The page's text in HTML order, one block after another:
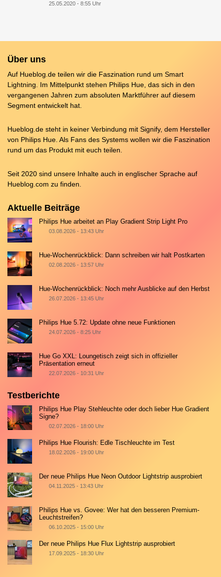
25.05.2020 - 8:55 Uhr
Über uns
Auf Hueblog.de teilen wir die Faszination rund um Smart
Lightning. Im Mittelpunkt stehen Philips Hue, das sich in den
vergangenen Jahren zum absoluten Marktführer auf diesem
Segment entwickelt hat.
Hueblog.de steht in keiner Verbindung mit Signify, dem Hersteller
von Philips Hue. Als Fans des Systems wollen wir die Faszination
rund um das Produkt mit euch teilen.
Seit 2020 sind unsere Inhalte auch in englischer Sprache auf
Hueblog.com zu finden.
Aktuelle Beiträge
Philips Hue arbeitet an Play Gradient Strip Light Pro
03.08.2026 - 13:43 Uhr
Hue-Wochenrückblick: Dann schreiben wir halt Postkarten
02.08.2026 - 13:57 Uhr
Hue-Wochenrückblick: Noch mehr Ausblicke auf den Herbst
26.07.2026 - 13:45 Uhr
Philips Hue 5.72: Update ohne neue Funktionen
24.07.2026 - 8:25 Uhr
Hue Go XXL: Loungetisch zeigt sich in offizieller
Präsentation erneut
22.07.2026 - 10:31 Uhr
Testberichte
Philips Hue Play Stehleuchte oder doch lieber Hue Gradient
Signe?
02.07.2026 - 18:00 Uhr
Philips Hue Flourish: Edle Tischleuchte im Test
18.02.2026 - 19:00 Uhr
Der neue Philips Hue Neon Outdoor Lightstrip ausprobiert
04.11.2025 - 13:43 Uhr
Philips Hue vs. Govee: Wer hat den besseren Premium-
Leuchtstreifen?
06.10.2025 - 15:00 Uhr
Der neue Philips Hue Flux Lightstrip ausprobiert
17.09.2025 - 18:30 Uhr